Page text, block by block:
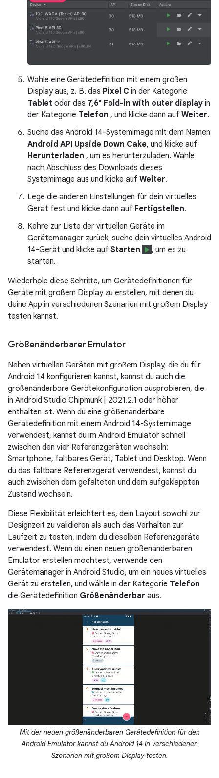
Wähle eine Gerätedefinition mit einem großen
Display aus, z. B. das Pixel C in der Kategorie
Tablet oder das 7,6" Fold-in with outer display in
der Kategorie Telefon , und klicke dann auf Weiter.
Suche das Android 14-Systemimage mit dem Namen
Android API Upside Down Cake, und klicke auf
Herunterladen , um es herunterzuladen. Wähle
nach Abschluss des Downloads dieses
Systemimage aus und klicke auf Weiter.
Lege die anderen Einstellungen für dein virtuelles
Gerät fest und klicke dann auf Fertigstellen.
Kehre zur Liste der virtuellen Geräte im
Gerätemanager zurück, suche dein virtuelles Android
14-Gerät und klicke auf Starten
, um es zu
starten.
Wiederhole diese Schritte, um Gerätedefinitionen für
Geräte mit großem Display zu erstellen, mit denen du
deine App in verschiedenen Szenarien mit großem Display
testen kannst.
Größenänderbarer Emulator
Neben virtuellen Geräten mit großem Display, die du für
Android 14 konfigurieren kannst, kannst du auch die
größenänderbare Gerätekonfiguration ausprobieren, die
in Android Studio Chipmunk | 2021.2.1 oder höher
enthalten ist. Wenn du eine größenänderbare
Gerätedefinition mit einem Android 14-Systemimage
verwendest, kannst du im Android Emulator schnell
zwischen den vier Referenzgeräten wechseln:
Smartphone, faltbares Gerät, Tablet und Desktop. Wenn
du das faltbare Referenzgerät verwendest, kannst du
auch zwischen dem gefalteten und dem aufgeklappten
Zustand wechseln.
Diese Flexibilität erleichtert es, dein Layout sowohl zur
Designzeit zu validieren als auch das Verhalten zur
Laufzeit zu testen, indem du dieselben Referenzgeräte
verwendest. Wenn du einen neuen größenänderbaren
Emulator erstellen möchtest, verwende den
Gerätemanager in Android Studio, um ein neues virtuelles
Gerät zu erstellen, und wähle in der Kategorie Telefon
die Gerätedefinition Größenänderbar aus.
Mit der neuen größenänderbaren Gerätedefinition für den
Android Emulator kannst du Android 14 in verschiedenen
Szenarien mit großem Display testen.